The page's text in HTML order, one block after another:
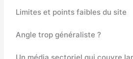
Limites et points faibles du site
Angle trop généraliste ?